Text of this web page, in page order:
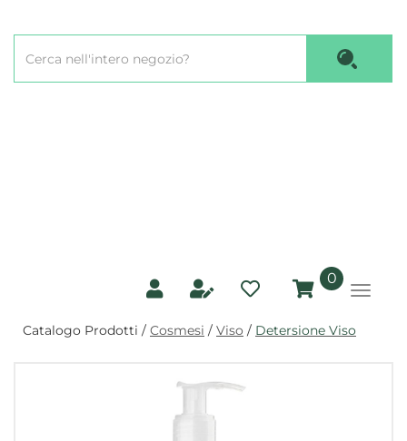
principale
Prodotto
0prodotti
inseriti
Catalogo Prodotti / Cosmesi / Viso / Detersione Viso